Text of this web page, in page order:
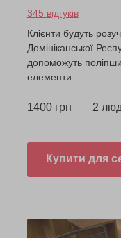
345 відгуків
Клієнти будуть
Домініканської
допоможуть
елементи.
1400 грн 2
Купити для